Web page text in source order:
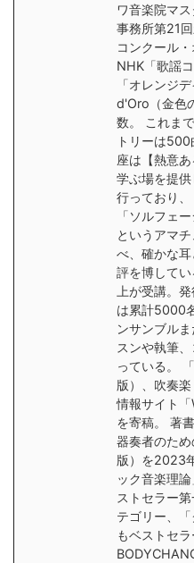
ワ音楽院マ
事務所第21
コンクール
NHK「歌謡
「オレンジ
d'Oro（金色
数。 これま
トリーは
座は【熱意
学ぶ場を提
行っており、
「ソルフェ
というアマ
べ、確かな
評を博して
上が受講。
は累計5000
ンサンブル
スンや執筆
っている。
版）、吹奏
情報サイト
を寄稿。 著
器奏者のた
版）を2023
ック音楽理
ストセラー
テゴリー、
もベストセラ